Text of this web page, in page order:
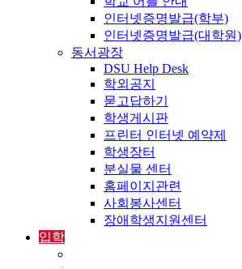
인터넷증명발급(학부)
인터넷증명발급(대학원)
동서광장
DSU Help Desk
학외공지
묻고답하기
학생게시판
프린터 인터넷 예약제
학생장터
분실물 센터
홈페이지관련
사회봉사센터
장애학생지원센터
입학